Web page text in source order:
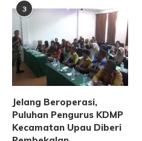
3
Jelang Beroperasi,
Puluhan Pengurus KDMP
Kecamatan Upau Diberi